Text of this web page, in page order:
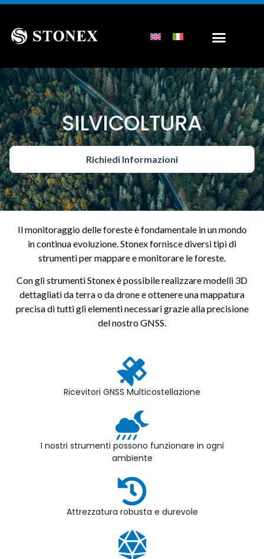
SILVICOLTURA
Richiedi Informazioni
Il monitoraggio delle foreste è fondamentale in un mondo
in continua evoluzione. Stonex fornisce diversi tipi di
strumenti per mappare e monitorare le foreste.
Con gli strumenti Stonex è possibile realizzare modelli 3D
dettagliati da terra o da drone e ottenere una mappatura
precisa di tutti gli elementi necessari grazie alla precisione
del nostro GNSS.
Ricevitori GNSS Multicostellazione
I nostri strumenti possono funzionare in ogni
ambiente
Attrezzatura robusta e durevole